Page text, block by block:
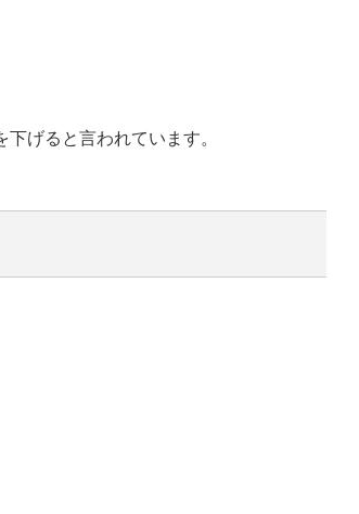
げると言われています。